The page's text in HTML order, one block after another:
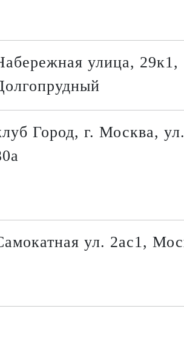
улица, 29к1,
Город, г. Москва,
ул. 2ас1,